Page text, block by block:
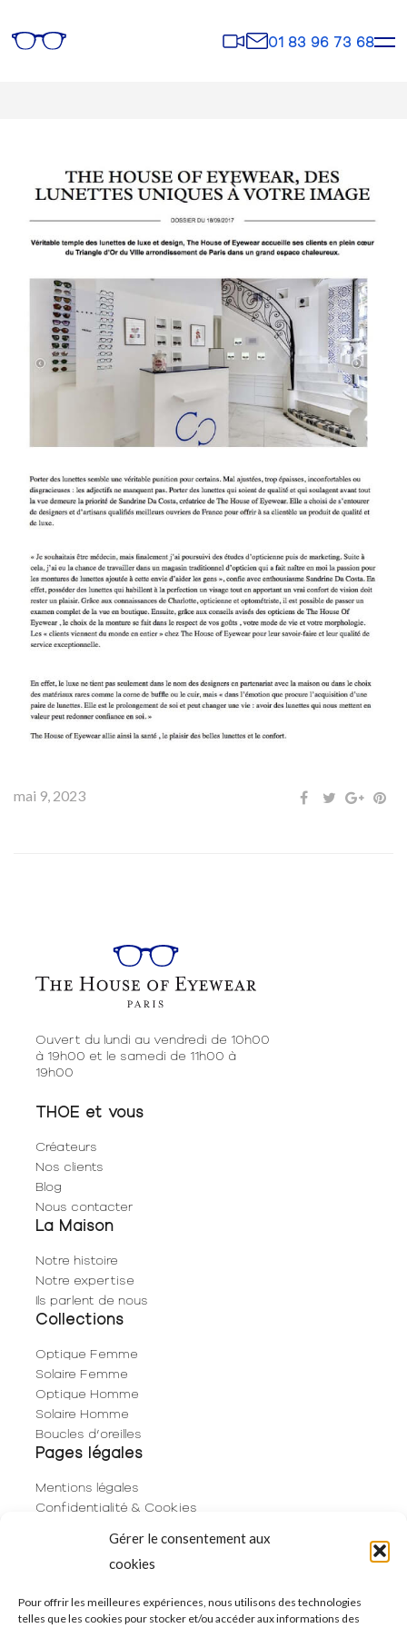
Gérer le consentement aux
cookies
Pour offrir les meilleures expériences, nous utilisons des technologies
telles que les cookies pour stocker et/ou accéder aux informations des
Rendez-
vous
Contact
01 83 96 73 68
mai 9, 2023
Ouvert du lundi au vendredi de 10h00
à 19h00 et le samedi de 11h00 à
19h00
THOE et vous
Créateurs
Nos clients
Blog
Nous contacter
La Maison
Notre histoire
Notre expertise
Ils parlent de nous
Collections
Optique Femme
Solaire Femme
Optique Homme
Solaire Homme
Boucles d’oreilles
Pages légales
Mentions légales
Confidentialité & Cookies
Politique de cookies (UE)
06 29 53 66 63
01 83 96 73 68